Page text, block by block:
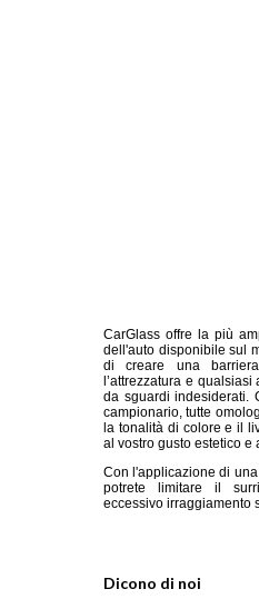
CarGlass offre la più
dell'auto disponibile sul
di creare una
l’attrezzatura e
da sguardi indesiderati.
campionario, tutte
la tonalità di colore e il
al vostro gusto estetico e
Con l'applicazione di
potrete limitare il
eccessivo irraggiamento
Dicono di noi